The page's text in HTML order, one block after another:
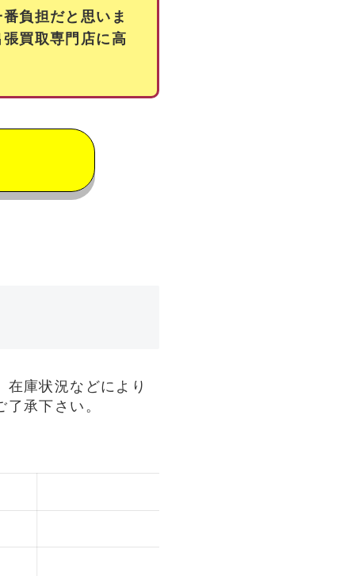
負担だと思いま
買取専門店に高
庫状況などにより
承下さい。